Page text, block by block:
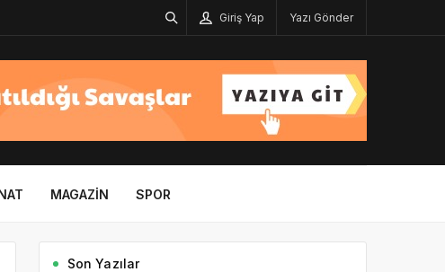
Giriş Yap Yazı Gönder
MAGAZIN SPOR
Son Yazılar